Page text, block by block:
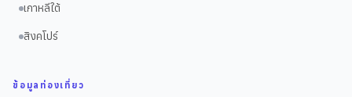
เกาหลีใต้
สิงคโปร์
ข้อมูลท่องเที่ยว